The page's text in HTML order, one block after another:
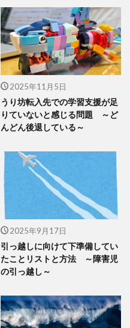
2025年11月5日
うり坊転入先での学習支援が足
りていないと感じる問題 ～ど
んどん後退している～
2025年9月17日
引っ越しに向けて下準備してい
たことリストと方法 ～障害児
の引っ越し～